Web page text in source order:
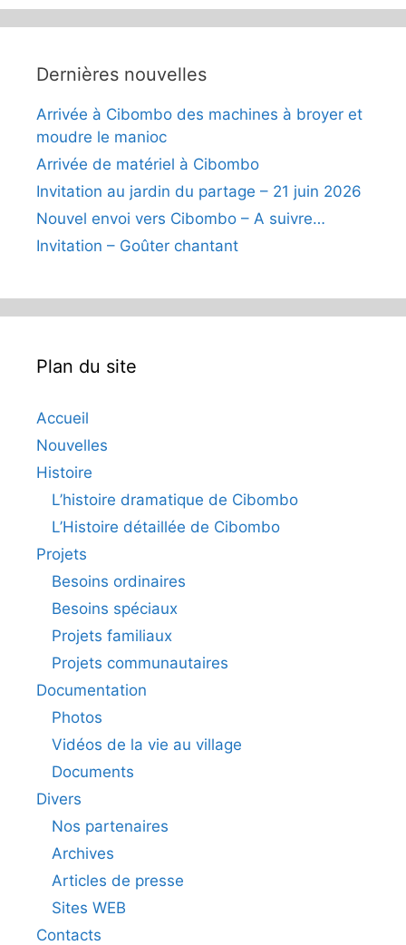
Dernières nouvelles
Arrivée à Cibombo des machines à broyer et
moudre le manioc
Arrivée de matériel à Cibombo
Invitation au jardin du partage – 21 juin 2026
Nouvel envoi vers Cibombo – A suivre…
Invitation – Goûter chantant
Plan du site
Accueil
Nouvelles
Histoire
L’histoire dramatique de Cibombo
L’Histoire détaillée de Cibombo
Projets
Besoins ordinaires
Besoins spéciaux
Projets familiaux
Projets communautaires
Documentation
Photos
Vidéos de la vie au village
Documents
Divers
Nos partenaires
Archives
Articles de presse
Sites WEB
Contacts